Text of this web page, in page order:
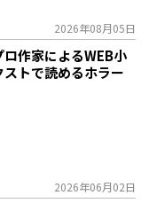
2026年08月05日
ロ作家によるWEB小
ストで読めるホラー
2026年06月02日